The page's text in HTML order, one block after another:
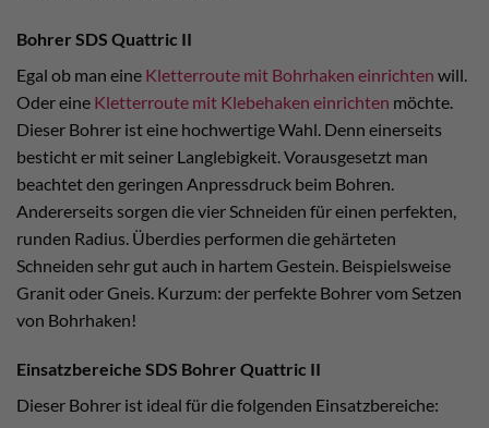
Bohrer SDS Quattric II
Egal ob man eine Kletterroute mit Bohrhaken einrichten will.
Oder eine Kletterroute mit Klebehaken einrichten möchte.
Dieser Bohrer ist eine hochwertige Wahl. Denn einerseits
besticht er mit seiner Langlebigkeit. Vorausgesetzt man
beachtet den geringen Anpressdruck beim Bohren.
Andererseits sorgen die vier Schneiden für einen perfekten,
runden Radius. Überdies performen die gehärteten
Schneiden sehr gut auch in hartem Gestein. Beispielsweise
Granit oder Gneis. Kurzum: der perfekte Bohrer vom Setzen
von Bohrhaken!
Einsatzbereiche SDS Bohrer Quattric II
Dieser Bohrer ist ideal für die folgenden Einsatzbereiche: